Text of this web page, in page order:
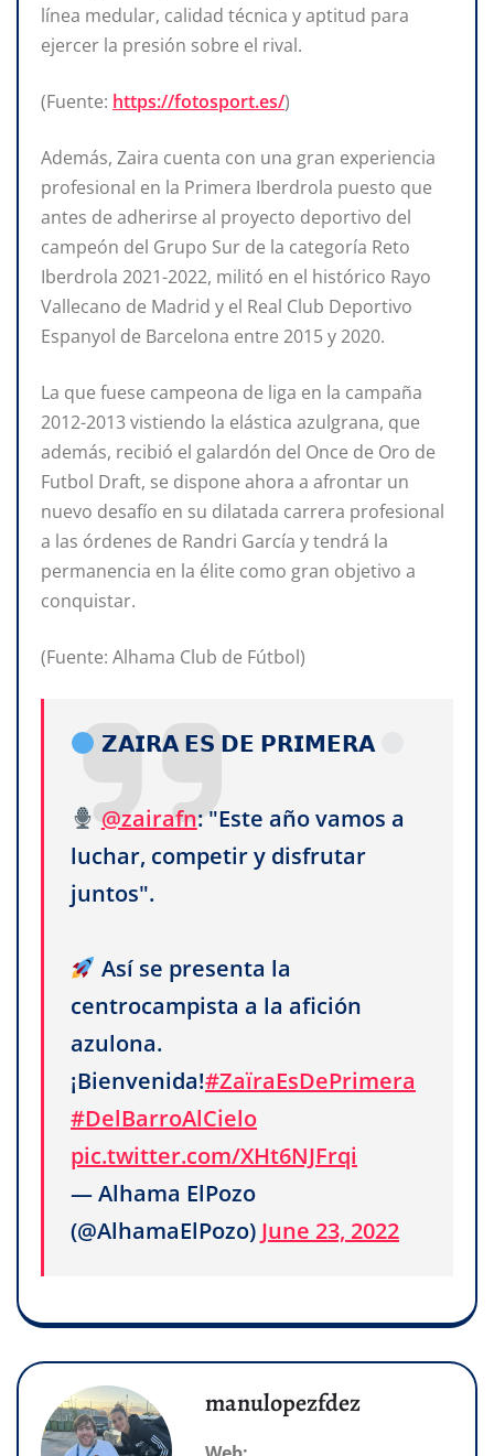
línea medular, calidad técnica y aptitud para
ejercer la presión sobre el rival.
(Fuente: https://fotosport.es/)
Además, Zaira cuenta con una gran experiencia
profesional en la Primera Iberdrola puesto que
antes de adherirse al proyecto deportivo del
campeón del Grupo Sur de la categoría Reto
Iberdrola 2021-2022, militó en el histórico Rayo
Vallecano de Madrid y el Real Club Deportivo
Espanyol de Barcelona entre 2015 y 2020.
La que fuese campeona de liga en la campaña
2012-2013 vistiendo la elástica azulgrana, que
además, recibió el galardón del Once de Oro de
Futbol Draft, se dispone ahora a afrontar un
nuevo desafío en su dilatada carrera profesional
a las órdenes de Randri García y tendrá la
permanencia en la élite como gran objetivo a
conquistar.
(Fuente: Alhama Club de Fútbol)
𝗭𝗔𝗜𝗥𝗔 𝗘𝗦 𝗗𝗘 𝗣𝗥𝗜𝗠𝗘𝗥𝗔
@zairafn: "Este año vamos a
luchar, competir y disfrutar
juntos".
Así se presenta la
centrocampista a la afición
azulona.
¡Bienvenida!#ZaïraEsDePrimera
#DelBarroAlCielo
pic.twitter.com/XHt6NJFrqi
— Alhama ElPozo
(@AlhamaElPozo) June 23, 2022
manulopezfdez